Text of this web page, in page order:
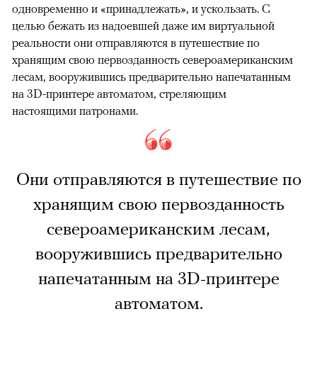
одновременно и «принадлежать», и ускользать. С
целью бежать из надоевшей даже им виртуальной
реальности они отправляются в путешествие по
хранящим свою первозданность североамериканским
лесам, вооружившись предварительно напечатанным
на 3D-принтере автоматом, стреляющим
настоящими патронами.
Они отправляются в путешествие по
хранящим свою первозданность
североамериканским лесам,
вооружившись предварительно
напечатанным на 3D-принтере
автоматом.